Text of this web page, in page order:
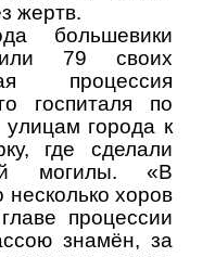
жертв.
большевики
79 своих
процессия
госпиталя по
города к
где сделали
могилы. «В
несколько хоров
процессии
знамён, за